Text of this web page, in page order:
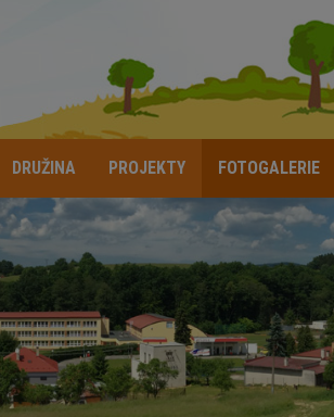
DRUŽINA PROJEKTY FOTOGALERIE